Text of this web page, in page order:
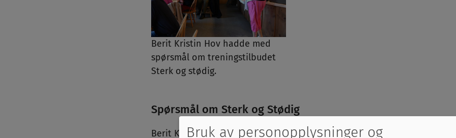
Berit Kristin Hov hadde med
spørsmål om treningstilbudet
Sterk og stødig.
Spørsmål om Sterk og Stødig
Berit Kristin Hov tok ordet og stilte noen spørsmål om Sterk og Stødig,
Bruk av personopplysninger og